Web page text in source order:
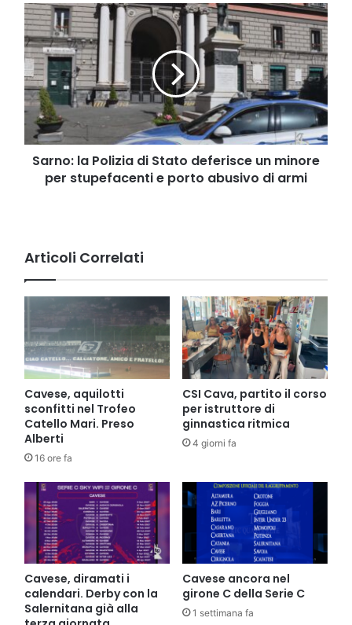
Sarno:
la
Polizia
di
Stato
deferisce
un
minore
per
stupefacenti
Sarno: la Polizia di Stato deferisce un minore
per stupefacenti e porto abusivo di armi
Articoli Correlati
Cavese, aquilotti
sconfitti nel Trofeo
Catello Mari. Preso
Alberti
16 ore fa
CSI Cava, partito il corso
per istruttore di
ginnastica ritmica
4 giorni fa
Cavese, diramati i
calendari. Derby con la
Salernitana già alla
Cavese ancora nel
girone C della Serie C
1 settimana fa